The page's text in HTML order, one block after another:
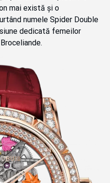
mai există și o
numele Spider Double
dedicată femeilor